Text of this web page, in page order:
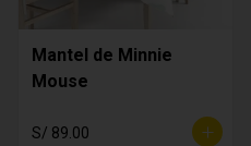
Mantel de Minnie
Mouse
S/ 89.00